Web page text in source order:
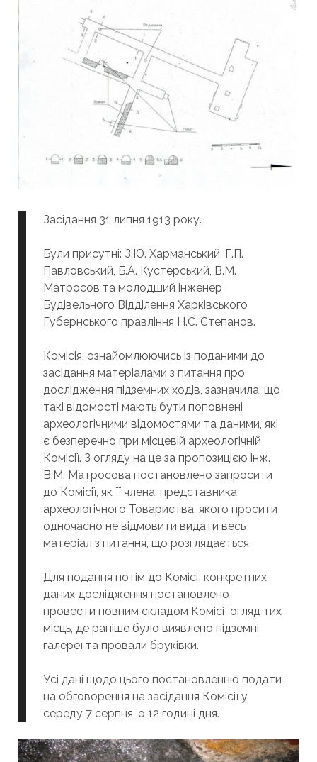
Засідання 31 липня 1913 року.
Були присутні: З.Ю. Харманський, Г.П.
Павловський, Б.А. Кустерський, В.М.
Матросов та молодший інженер
Будівельного Відділення Харківського
Губернського правління Н.С. Степанов.
Комісія, ознайомлюючись із поданими до
засідання матеріалами з питання про
дослідження підземних ходів, зазначила, що
такі відомості мають бути поповнені
археологічними відомостями та даними, які
є безперечно при місцевій археологічній
Комісії. З огляду на це за пропозицією інж.
В.М. Матросова постановлено запросити
до Комісії, як її члена, представника
археологічного Товариства, якого просити
одночасно не відмовити видати весь
матеріал з питання, що розглядається.
Для подання потім до Комісії конкретних
даних дослідження постановлено
провести повним складом Комісії огляд тих
місць, де раніше було виявлено підземні
галереї та провали бруківки.
Усі дані щодо цього постановленню подати
на обговорення на засідання Комісії у
середу 7 серпня, о 12 годині дня.